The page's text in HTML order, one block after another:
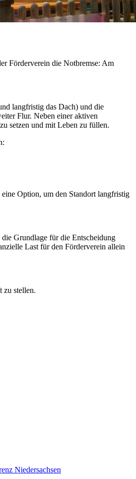
Förderverein die Notbremse: Am
langfristig das Dach) und die
Flur. Neben einer aktiven
setzen und mit Leben zu füllen.
Option, um den Standort langfristig
Grundlage für die Entscheidung
Last für den Förderverein allein
zu stellen.
Niedersachsen